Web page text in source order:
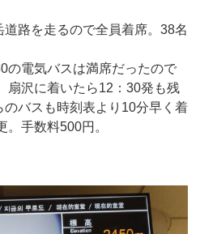
路を走るので全員着席。38名
の電気バスは満席だったので
扇沢に着いたら12：30発も残
バスも時刻表より10分早く着
手数料500円。